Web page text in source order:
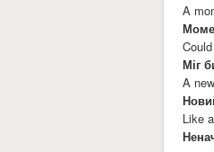
A
Міг
A
Like